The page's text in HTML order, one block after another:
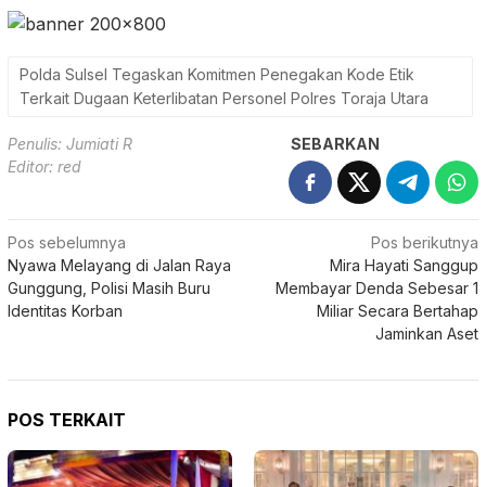
Polda Sulsel Tegaskan Komitmen Penegakan Kode Etik
Terkait Dugaan Keterlibatan Personel Polres Toraja Utara
Penulis: Jumiati R
Editor: red
SEBARKAN
Navigasi
pos
Pos sebelumnya
Nyawa Melayang di Jalan Raya
Gunggung, Polisi Masih Buru
Identitas Korban
Pos berikutnya
Mira Hayati Sanggup
Membayar Denda Sebesar 1
Miliar Secara Bertahap
Jaminkan Aset
POS TERKAIT